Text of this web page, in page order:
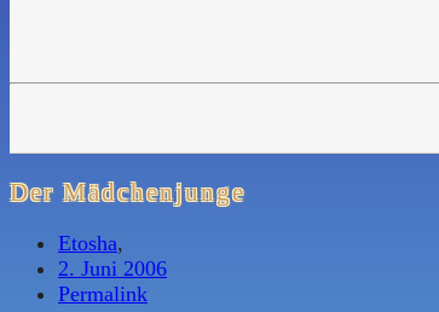
Der Mädchenjunge
Etosha,
2. Juni 2006
Permalink